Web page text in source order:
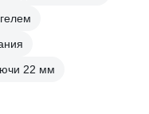
22 мм